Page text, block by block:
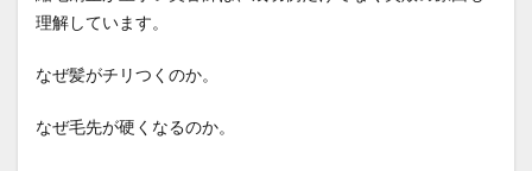
理解しています。
なぜ髪がチリつくのか。
なぜ毛先が硬くなるのか。